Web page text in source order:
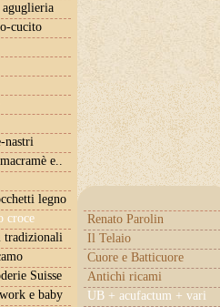
cucito
nastri
e..
legno
croce
Renato Parolin
Il Telaio
Cuore e Batticuore
Antichi ricami
UB + acufactum + vari
tradizionali
Suisse
e baby